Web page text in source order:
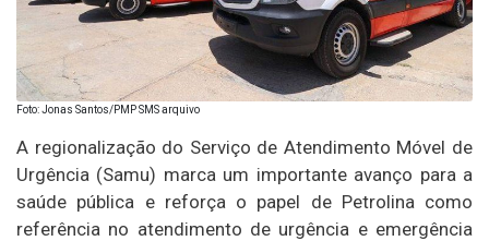
Foto: Jonas Santos/PMP SMS arquivo
A regionalização do Serviço de Atendimento Móvel de
Urgência (Samu) marca um importante avanço para a
saúde pública e reforça o papel de Petrolina como
referência no atendimento de urgência e emergência